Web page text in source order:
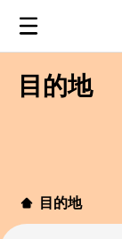
目的地
目的地